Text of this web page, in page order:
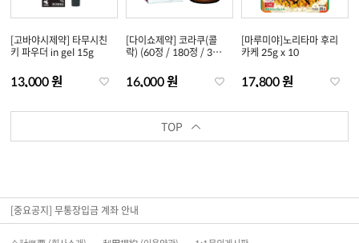
[고바야시제약] 타무시친
키 파우더 in gel 15g
13,000 원
[다이쇼제약] 코라쿠(콜
락) (60정 / 180정 / 350
16,000 원
[마루미야]노리타마 후리
카케 25g x 10
17,800 원
TOP
[중요공지] 무통장입금 계좌 안내